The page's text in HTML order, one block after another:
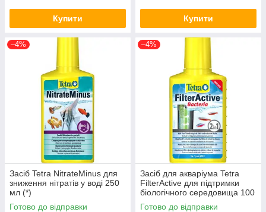
Купити Купити
–4%
Засіб Tetra NitrateMinus для
зниження нітратів у воді 250
мл (*)
Готово до відправки
–4%
Засіб для акваріума Tetra
FilterActive для підтримки
біологічного середовища 100
мл (*)
Готово до відправки